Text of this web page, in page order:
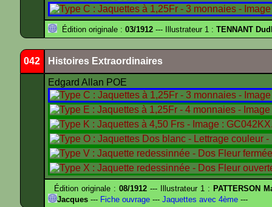
Édition originale : 03/1912 --- Illustrateur 1 : TENNANT
042 Histoires Extraordinaires
Edgard Allan POE
Édition originale :08/1912 --- Illustrateur 1 : PATTERSON
Jacques --- Fiche ouvrage --- Jaquettes avec 4ème ---